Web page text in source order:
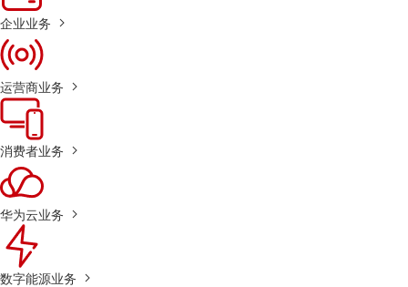
企业业务
运营商业务
消费者业务
华为云业务
数字能源业务